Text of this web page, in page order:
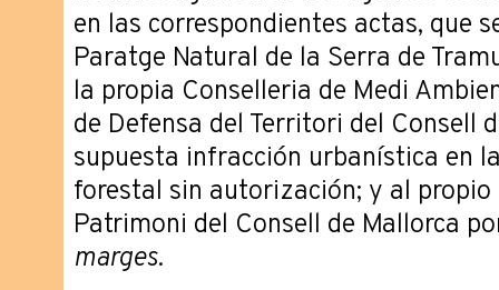
en las correspondientes actas, que
Paratge Natural de la Serra de
la propia Conselleria de Medi
de Defensa del Territori del Consell
supuesta infracción urbanística en
forestal sin autorización; y al
Patrimoni del Consell de Mallorca
marges.